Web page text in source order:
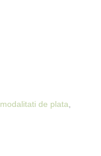
modalitati de plata,